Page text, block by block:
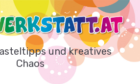
und kreatives
Chaos